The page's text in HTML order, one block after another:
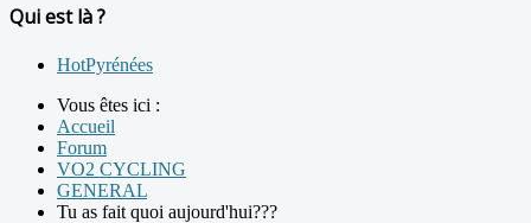
Qui est là ?
HotPyrénées
Vous êtes ici :
Accueil
Forum
VO2 CYCLING
GENERAL
Tu as fait quoi aujourd'hui???